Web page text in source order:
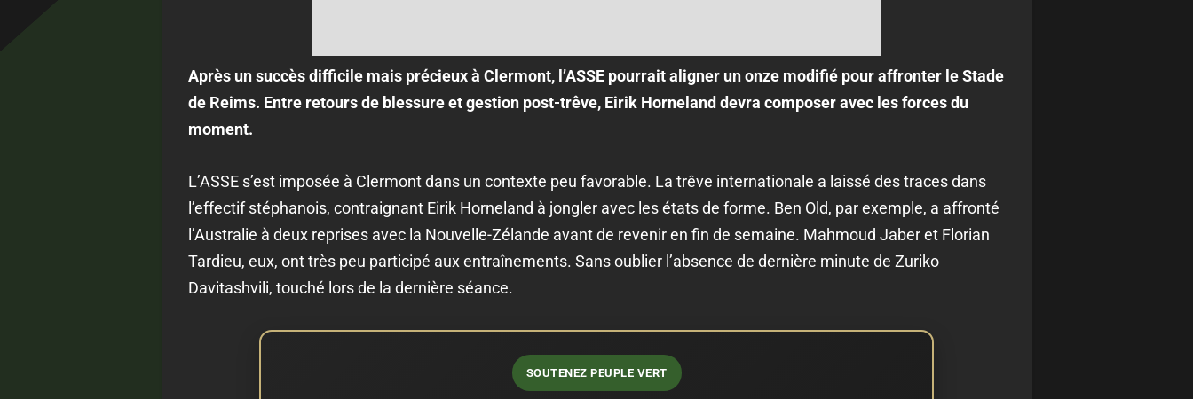
Après un succès difficile mais précieux à Clermont, l’ASSE pourrait aligner un onze modifié pour affronter le Stade
de Reims. Entre retours de blessure et gestion post-trêve, Eirik Horneland devra composer avec les forces du
moment.
L’ASSE s’est imposée à Clermont dans un contexte peu favorable. La trêve internationale a laissé des traces dans
l’effectif stéphanois, contraignant Eirik Horneland à jongler avec les états de forme. Ben Old, par exemple, a affronté
l’Australie à deux reprises avec la Nouvelle-Zélande avant de revenir en fin de semaine. Mahmoud Jaber et Florian
Tardieu, eux, ont très peu participé aux entraînements. Sans oublier l’absence de dernière minute de Zuriko
Davitashvili, touché lors de la dernière séance.
SOUTENEZ PEUPLE VERT